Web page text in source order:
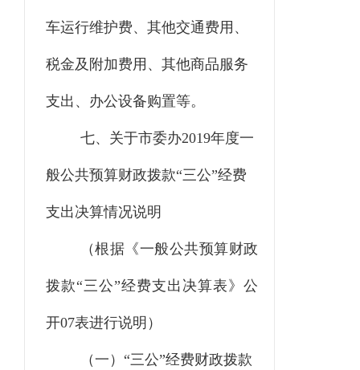
车运行维护费、其他交通费用、
税金及附加费用、其他商品服务
支出、办公设备购置等。
七、关于市委办2019年度一
般公共预算财政拨款“三公”经费
支出决算情况说明
（根据《一般公共预算财政
拨款“三公”经费支出决算表》公
开07表进行说明）
（一） “三公”经费财政拨款